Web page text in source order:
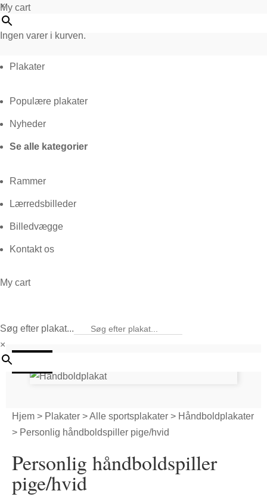
×
My cart
Ingen varer i kurven.
Plakater
Populære plakater
Nyheder
Se alle kategorier
Rammer
Lærredsbilleder
Billedvægge
Kontakt os
My cart
Søg efter plakat...
×
Hjem > Plakater >Alle sportsplakater > Håndboldplakater
> Personlig håndboldspiller pige/hvid
Personlig håndboldspiller
pige/hvid